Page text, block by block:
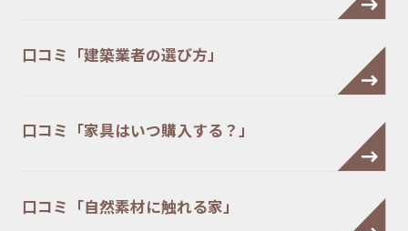
口コミ「建築業者の選び方」
口コミ「家具はいつ購入する？」
口コミ「自然素材に触れる家」